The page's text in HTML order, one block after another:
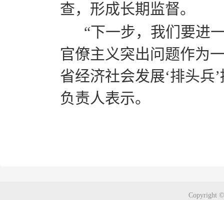
查，形成长期监督。
“下一步，我们要进一
官僚主义突出问题作为
省经济社会发展‘排头兵
负责人表示。
Copyright